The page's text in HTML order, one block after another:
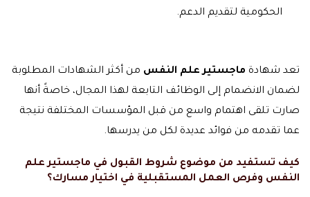
الحكومية لتقديم الدعم.
تعد شهادة ماجستير علم النفس من أكثر الشهادات المطلوبة
لضمان الانضمام إلى الوظائف التابعة لهذا المجال، خاصةً أنها
صارت تلقى اهتمام واسع من قبل المؤسسات المختلفة نتيجة
عما تقدمه من فوائد عديدة لكل من يدرسها.
كيف تستفيد من موضوع شروط القبول في ماجستير علم
النفس وفرص العمل المستقبلية في اختيار مسارك؟